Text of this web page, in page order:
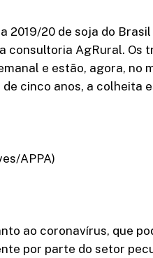
2019/20 de soja do
consultoria AgRural.
e estão, agora, no
de cinco anos, a colheita
APPA)
ao coronavírus, que
por parte do setor